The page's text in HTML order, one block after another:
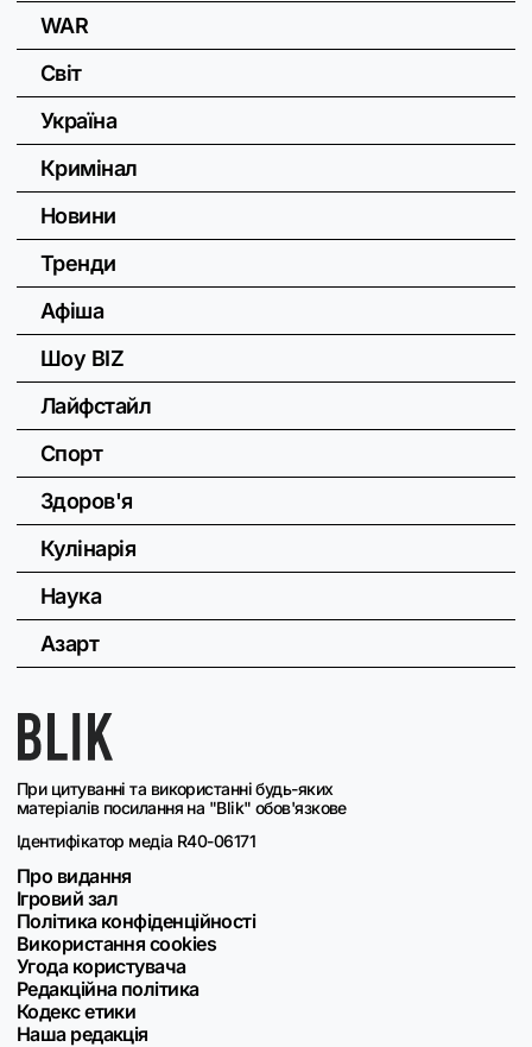
При цитуванні та використанні будь-яких
матеріалів посилання на "Blik" обов'язкове
Ідентифікатор медіа R40-06171
Про видання
Ігровий зал
Політика конфіденційності
Використання cookies
Угода користувача
Редакційна політика
Кодекс етики
Наша редакція
WAR
Світ
Україна
Кримінал
Новини
Тренди
Афіша
Шоу BIZ
Лайфстайл
Спорт
Здоров'я
Кулінарія
Наука
Азарт